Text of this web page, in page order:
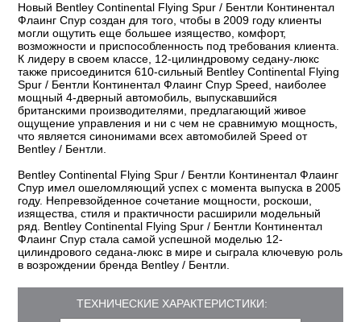
Новый Bentley Continental Flying Spur / Бентли Континентал
Флаинг Спур создан для того, чтобы в 2009 году клиенты
могли ощутить еще большее изящество, комфорт,
возможности и приспособленность под требования клиента.
К лидеру в своем классе, 12-цилиндровому седану-люкс
также присоединится 610-сильный Bentley Continental Flying
Spur / Бентли Континентал Флаинг Спур Speed, наиболее
мощный 4-дверный автомобиль, выпускавшийся
британскими производителями, предлагающий живое
ощущение управления и ни с чем не сравнимую мощность,
что является синонимами всех автомобилей Speed от
Bentley / Бентли.
Bentley Continental Flying Spur / Бентли Континентал Флаинг
Спур имел ошеломляющий успех с момента выпуска в 2005
году. Непревзойденное сочетание мощности, роскоши,
изящества, стиля и практичности расширили модельный
ряд. Bentley Continental Flying Spur / Бентли Континентал
Флаинг Спур стала самой успешной моделью 12-
цилиндрового седана-люкс в мире и сыграла ключевую роль
в возрождении бренда Bentley / Бентли.
ТЕХНИЧЕСКИЕ ХАРАКТЕРИСТИКИ: